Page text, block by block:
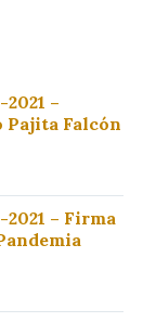
–
Pajita Falcón
– Firma